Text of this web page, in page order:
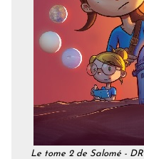
Le tome 2 de Salomé - DR